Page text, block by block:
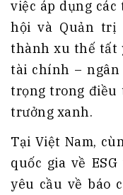
việc áp dụng
hội và Quản trị
thành xu thế tất
tài chính – ngân
trọng trong điều
trưởng xanh.
Tại Việt Nam,
quốc gia về
yêu cầu về báo